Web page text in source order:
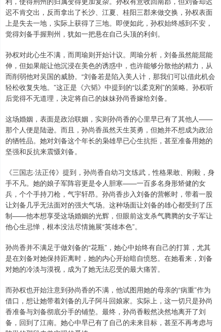
迟不肯交出，反而拿出了长沙、江夏、桂阳三郡来做交换，孙权表面
上是失去一地，实际上获得了三地。即便如此，孙权始终感到不安，
觉得刘备手握荆州，犹如一把悬在自己头顶的利剑。
孙权对此心生不满，而周瑜则开始计议。周瑜分析，刘备虽然能屈能
伸，但如果能让他沉浸在美色的诱惑中，也许能够分散他的精力，从
而削弱他对吴国的威胁。“刘备若是陷入美人计，那我们可以借此机会
轻松收复失地。”这正是《六韬》中提到的“以柔克刚”的策略。孙权听
后觉得不无道理，决定将自己的妹妹孙尚香嫁给刘备。
这场婚姻，表面是政治联姻，实则孙尚香的心里早已有了其他人——
那个人便是陆逊。而且，孙尚香虽然天生英勇，但她并不想成为政治
的牺牲品。她对刘备这个年长的枭雄早已心生抗拒，甚至准备用她的
坚强和反抗来震慑刘备。
《三国志·法正传》提到，孙尚香自幼习文练武，性格果敢、刚毅，身
手不凡。她的娘子军阵容更是令人胆寒——一百多名身形矫健的女
兵，个个手持刀枪，气宇轩昂。孙尚香步入刘备的营帐时，带着一股
让刘备几乎无法面对的强大气场。这种场面让刘备的雄心都受到了压
制——他本想享受这场婚姻的光辉，但眼前这支杀气腾腾的女子军让
他心生忌惮，根本没法尽情施展“英雄本色”。
孙尚香并不满足于做刘备的“花瓶”，她心中始终有自己的打算，尤其
是在刘备对她保持距离时，她的内心开始暗自愤怒。在她看来，刘备
对她的冷淡与漠视，成为了她无法忍受的最大痛苦。
而孙权也开始注意到孙尚香的不满，他试图用她的母亲的“病重”作为
借口，想让她带着刘备的儿子阿斗回娘家。实际上，这一切只是孙尚
香准备与刘备彻底分手的铺垫。最终，孙尚香毅然决然地离开了刘
备，回到了江南。她心中早已有了自己的未来目标，甚至不再考虑与